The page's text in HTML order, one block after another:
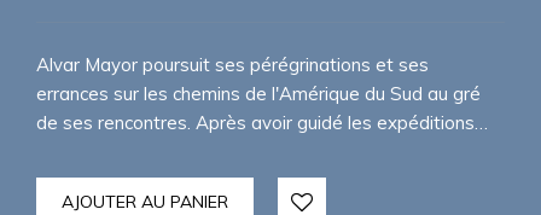
Alvar Mayor poursuit ses pérégrinations et ses
errances sur les chemins de l'Amérique du Sud au gré
de ses rencontres. Après avoir guidé les expéditions…
AJOUTER AU PANIER